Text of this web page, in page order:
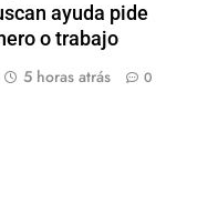
ayuda pide
o trabajo
5 horas atrás 0